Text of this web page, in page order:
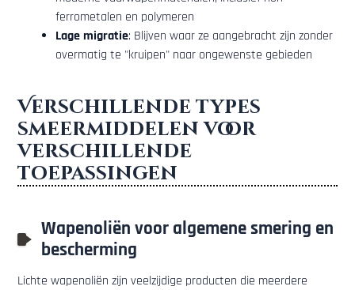
ferrometalen en polymeren
Lage migratie: Blijven waar ze aangebracht zijn zonder
overmatig te "kruipen" naar ongewenste gebieden
Verschillende types
smeermiddelen voor
verschillende
toepassingen
Wapenoliën voor algemene smering en
bescherming
Lichte wapenoliën zijn veelzijdige producten die meerdere